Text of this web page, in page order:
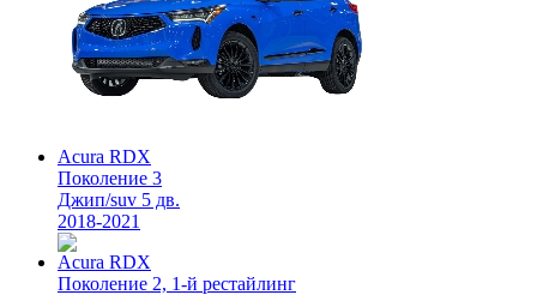
Acura RDX
Поколение 3
Джип/suv 5 дв.
2018-2021
Acura RDX
Поколение 2, 1-й рестайлинг